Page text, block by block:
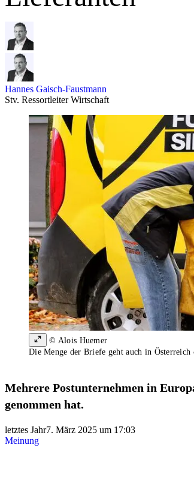
Hannes Gaisch-Faustmann
Stv. Ressortleiter Wirtschaft
© Alois Huemer
Die Menge der Briefe geht auch in
Mehrere Postunternehmen in
genommen hat.
letztes Jahr7. März 2025 um 17:03
Meinung